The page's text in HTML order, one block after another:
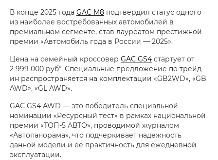
В конце 2025 года GAC M8 подтвердил статус одного
из наиболее востребованных автомобилей в
премиальном сегменте, став лауреатом престижной
премии «Автомобиль года в России — 2025».
Цена на семейный кроссовер GAC GS4 стартует от
2 999 000 руб*. Специальные предложение по трейд-
ин распространяется на комплектации «GB2WD», «GB
AWD», «GL AWD».
GAC GS4 AWD — это победитель специальной
номинации «Ресурсный тест» в рамках национальной
премии «ТОП-5 АВТО», проводимой журналом
«Автопанорама», что подчеркивает надежность
данной модели и ее практичность для ежедневной
эксплуатации.